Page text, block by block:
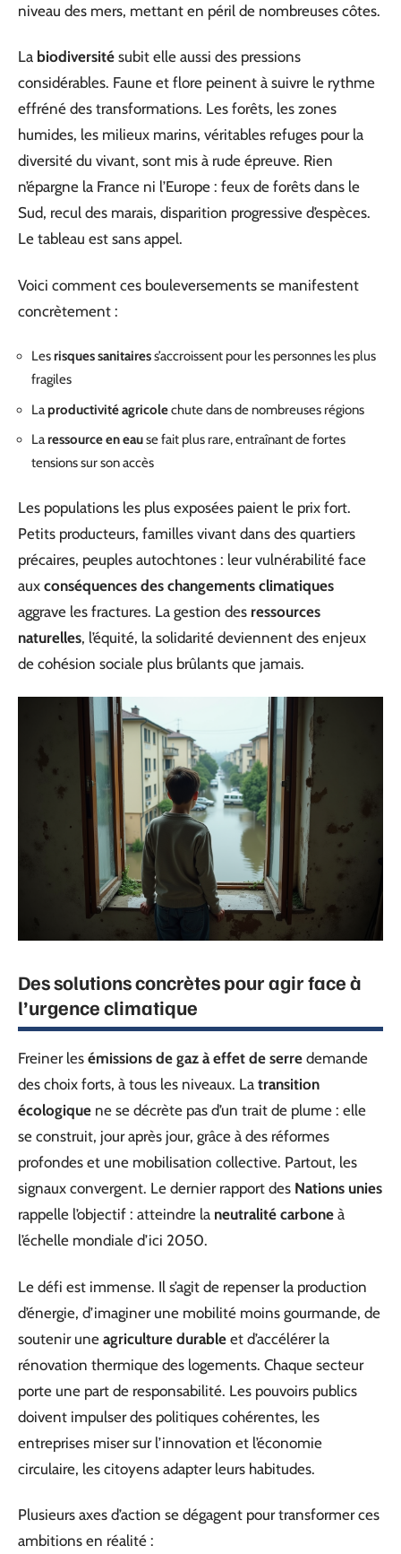
niveau des mers, mettant en péril de nombreuses côtes.
La biodiversité subit elle aussi des pressions
considérables. Faune et flore peinent à suivre le rythme
effréné des transformations. Les forêts, les zones
humides, les milieux marins, véritables refuges pour la
diversité du vivant, sont mis à rude épreuve. Rien
n’épargne la France ni l’Europe : feux de forêts dans le
Sud, recul des marais, disparition progressive d’espèces.
Le tableau est sans appel.
Voici comment ces bouleversements se manifestent
concrètement :
Lesrisques sanitairess’accroissent pour les personnes les plus
fragiles
Laproductivité agricolechute dans de nombreuses régions
Laressource en eause fait plus rare, entraînant de fortes
tensions sur son accès
Les populations les plus exposées paient le prix fort.
Petits producteurs, familles vivant dans des quartiers
précaires, peuples autochtones : leur vulnérabilité face
aux conséquences des changements climatiques
aggrave les fractures. La gestion des ressources
naturelles, l’équité, la solidarité deviennent des enjeux
de cohésion sociale plus brûlants que jamais.
Des solutions concrètes pour agir face à
l’urgence climatique
Freiner les émissions de gaz à effet de serre demande
des choix forts, à tous les niveaux. La transition
écologique ne se décrète pas d’un trait de plume : elle
se construit, jour après jour, grâce à des réformes
profondes et une mobilisation collective. Partout, les
signaux convergent. Le dernier rapport des Nations unies
rappelle l’objectif : atteindre la neutralité carbone à
l’échelle mondiale d’ici 2050.
Le défi est immense. Il s’agit de repenser la production
d’énergie, d’imaginer une mobilité moins gourmande, de
soutenir une agriculture durable et d’accélérer la
rénovation thermique des logements. Chaque secteur
porte une part de responsabilité. Les pouvoirs publics
doivent impulser des politiques cohérentes, les
entreprises miser sur l’innovation et l’économie
circulaire, les citoyens adapter leurs habitudes.
Plusieurs axes d’action se dégagent pour transformer ces
ambitions en réalité :